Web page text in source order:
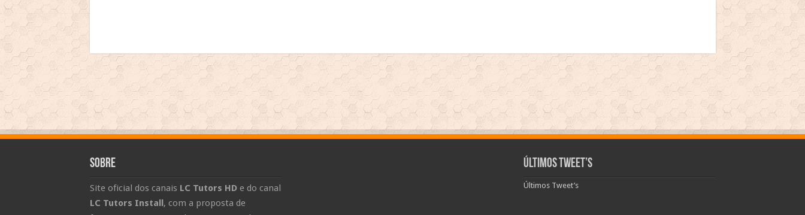
Sobre
Site oficial dos canais LC Tutors HDe do canal
LC Tutors Install, com a proposta de
Últimos Tweet’s
Últimos Tweet’s